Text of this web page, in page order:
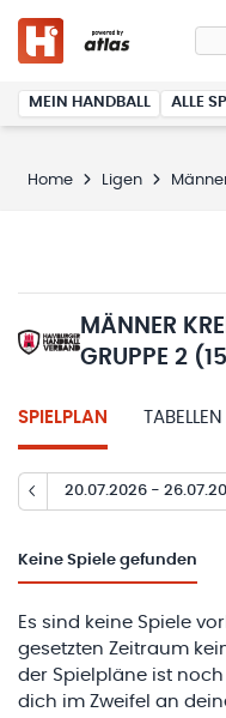
MEIN HANDBALL ALLE
Home Ligen
MÄNNER
GRUPPE 2
SPIELPLAN TABELLEN
20.07.2026 -
Keine Spiele gefunden
Es sind keine Spiele
gesetzten Zeitraum
der Spielpläne ist
dich im Zweifel an